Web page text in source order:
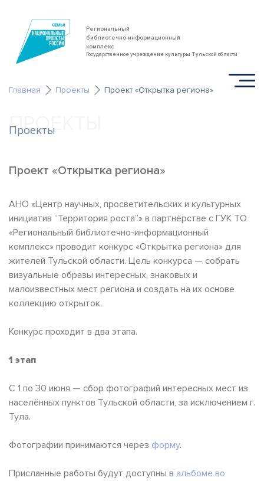
Региональный
библиотечно-информационный
комплекс
Государственное учреждение культуры Тульской области
Главная Проекты Проект «Открытка региона»
Проекты
ПРОЕКТЫ
Проект «Открытка региона»
АНО «Центр научных, просветительских и культурных
инициатив “Территория роста”» в партнёрстве с ГУК ТО
«Региональный библиотечно-информационный
комплекс» проводит конкурс «Открытка региона» для
жителей Тульской области. Цель конкурса — собрать
визуальные образы интересных, знаковых и
малоизвестных мест региона и создать на их основе
коллекцию открыток.
Конкурс проходит в два этапа.
1 этап
С 1 по 30 июня — сбор фотографий интересных мест из
населённых пунктов Тульской области, за исключением г.
Тула.
Фотографии принимаются через форму.
Присланные работы будут доступны в альбоме во